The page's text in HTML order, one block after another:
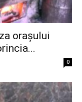
oraşului
0